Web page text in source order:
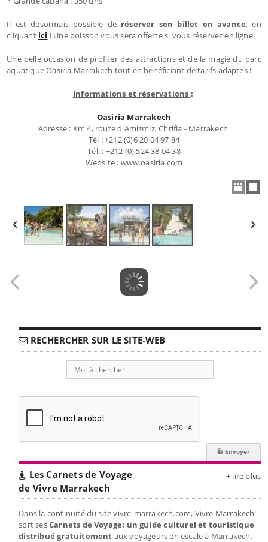
Il est désormais possible de réserver son billet en avance, en
cliquant ici ! Une boisson vous sera offerte si vous réservez en ligne.
Une belle occasion de profiter des attractions et de la magie du parc
aquatique Oasiria Marrakech tout en bénéficiant de tarifs adaptés !
Informations et réservations :
Oasiria Marrakech
Adresse : Km 4, route d'Amizmiz, Chrifia - Marrakech
Tél : +212 (0)6 20 04 97 84
Tél. : +212 (0) 524 38 04 38
Website : www.oasiria.com
RECHERCHER SUR LE SITE-WEB
Les Carnets de Voyage
de Vivre Marrakech
+ lire plus
Dans la continuité du site vivre-marrakech.com, Vivre Marrakech
sort sesCarnets de Voyage: un guide culturel et touristique
distribué gratuitement aux voyageurs en escale à Marrakech.